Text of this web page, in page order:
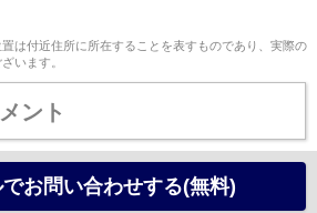
は付近住所に所在することを表すものであり、実際の
います。
ント
お問い合わせする(無料)